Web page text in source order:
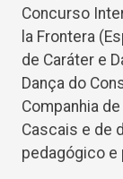
Concurso
la Frontera
de Caráter e
Dança do
Companhia
Cascais e de
pedagógico e